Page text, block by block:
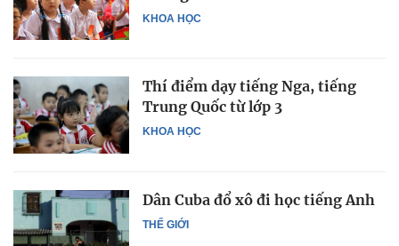
KHOA HỌC
KHOA HỌC
Thí điểm dạy tiếng Nga, tiếng
Trung Quốc từ lớp 3
THẾ GIỚI
Dân Cuba đổ xô đi học tiếng Anh